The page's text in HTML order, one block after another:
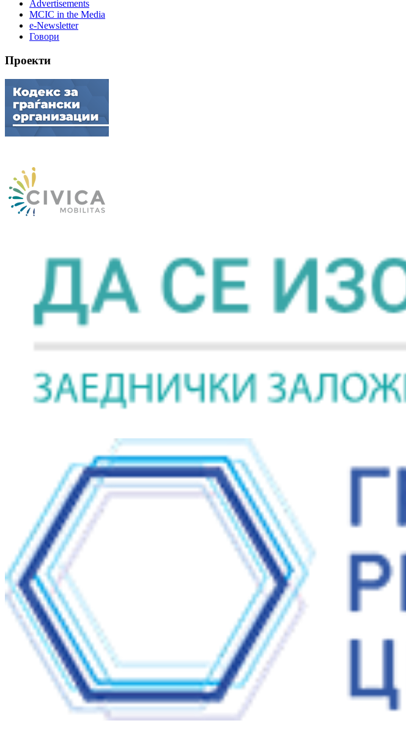
Advertisements
MCIC in the Media
e-Newsletter
Говори
Проекти